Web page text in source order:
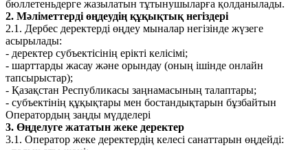
бюллетеньдерге жазылатын тұтынушыларға қолданылады.
2. Мәліметтерді өңдеудің құқықтық негіздері
2.1. Дербес деректерді өңдеу мыналар негізінде жүзеге
асырылады:
- деректер субъектісінің ерікті келісімі;
- шарттарды жасау және орындау (оның ішінде онлайн
тапсырыстар);
- Қазақстан Республикасы заңнамасының талаптары;
- субъектінің құқықтары мен бостандықтарын бұзбайтын
Оператордың заңды мүдделері
3. Өңделуге жататын жеке деректер
3.1. Оператор жеке деректердің келесі санаттарын өңдейді: